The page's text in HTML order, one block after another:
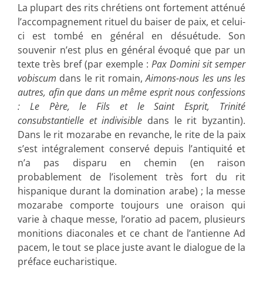
La plupart des rits chrétiens ont fortement atténué
l’accompagnement rituel du baiser de paix, et celui-
ci est tombé en général en désuétude. Son
souvenir n’est plus en général évoqué que par un
texte très bref (par exemple : Pax Domini sit semper
vobiscum dans le rit romain,Aimons-nous les uns les
autres, afin que dans un même esprit nous confessions
: Le Père, le Fils et le Saint Esprit, Trinité
consubstantielle et indivisible dans le rit byzantin).
Dans le rit mozarabe en revanche, le rite de la paix
s’est intégralement conservé depuis l’antiquité et
n’a pas disparu en chemin (en raison
probablement de l’isolement très fort du rit
hispanique durant la domination arabe) ; la messe
mozarabe comporte toujours une oraison qui
varie à chaque messe, l’oratio ad pacem, plusieurs
monitions diaconales et ce chant de l’antienne Ad
pacem, le tout se place juste avant le dialogue de la
préface eucharistique.